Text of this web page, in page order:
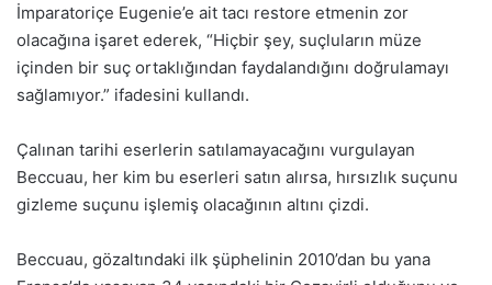
İmparatoriçe Eugenie’e ait tacı restore etmenin zor
olacağına işaret ederek, “Hiçbir şey, suçluların müze
içinden bir suç ortaklığından faydalandığını doğrulamayı
sağlamıyor.” ifadesini kullandı.
Çalınan tarihi eserlerin satılamayacağını vurgulayan
Beccuau, her kim bu eserleri satın alırsa, hırsızlık suçunu
gizleme suçunu işlemiş olacağının altını çizdi.
Beccuau, gözaltındaki ilk şüphelinin 2010’dan bu yana